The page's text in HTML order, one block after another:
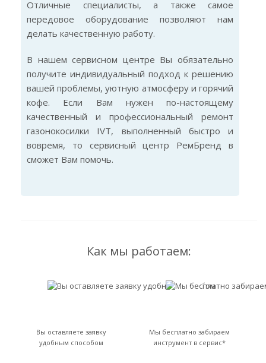
Отличные специалисты, а также самое
передовое оборудование позволяют нам
делать качественную работу.
В нашем сервисном центре Вы обязательно
получите индивидуальный подход к решению
вашей проблемы, уютную атмосферу и горячий
кофе. Если Вам нужен по-настоящему
качественный и профессиональный ремонт
газонокосилки IVT, выполненный быстро и
вовремя, то сервисный центр РемБренд в
сможет Вам помочь.
Как мы работаем:
Вы оставляете заявку
удобным способом
Мы бесплатно забираем
инструмент в сервис*